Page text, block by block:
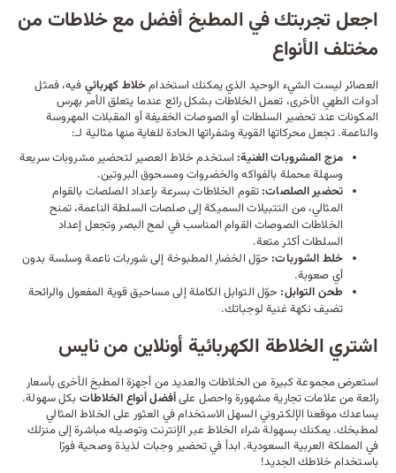
اجعل تجربتك في المطبخ أفضل مع خلاطات من
مختلف الأنواع
العصائر ليست الشيء الوحيد الذي يمكنك استخدامخلاط كهربائيفيه، فمثل
أدوات الطهي الأخرى، تعمل الخلاطات بشكل رائع عندما يتعلق الأمر بهرس
المكونات عندتحضير السلطاتأو الصوصات الخفيفة أو المقبلات المهروسة
والناعمة. تجعل محركاتها القوية وشفراتها الحادة للغاية منها مثالية لـ:
مزج المشروبات الغنية:استخدم خلاط العصير لتحضير مشروبات سريعة
وسهلة محملة بالفواكه والخضروات ومسحوق البروتين.
تحضير الصلصات:تقوم الخلاطات بسرعة بإعداد الصلصات بالقوام
المثالي، من التتبيلات السميكة إلى صلصات السلطة الناعمة، تمنح
الخلاطات الصوصات القوام المناسب في لمح البصر وتجعل إعداد
السلطات أكثر متعة.
خلط الشوربات:حوّل الخضار المطبوخة إلى شوربات ناعمة وسلسة بدون
أي صعوبة.
طحن التوابل:حوّل التوابل الكاملة إلى مساحيق قوية المفعول والرائحة
تضيف نكهة غنية لوجباتك.
اشتري الخلاطة الكهربائية أونلاين من نايس
استعرض مجموعة كبيرة من الخلاطات والعديد منأجهزة المطبخالأخرى بأسعار
رائعة من علامات تجارية مشهورة واحصل علىأفضل أنواع الخلاطاتبكل سهولة.
يساعدك موقعنا الإلكتروني السهل الاستخدام في العثور على الخلاط المثالي
لمطبخك. يمكنك بسهولة شراء الخلاط عبر الإنترنت وتوصيله مباشرة إلى منزلك
في المملكة العربية السعودية. ابدأ في تحضير وجبات لذيذة وصحية فورًا
باستخدام خلاطك الجديد!